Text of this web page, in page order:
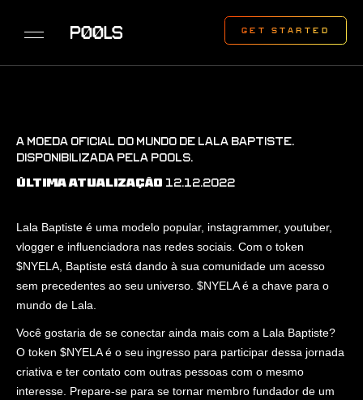
A MOEDA OFICIAL DO MUNDO DE LALA BAPTISTE.
DISPONIBILIZADA PELA P00LS.
ÚLTIMA ATUALIZAÇÃO 12.12.2022
Lala Baptiste é uma modelo popular, instagrammer, youtuber,
vlogger e influenciadora nas redes sociais. Com o token
$NYELA, Baptiste está dando à sua comunidade um acesso
sem precedentes ao seu universo. $NYELA é a chave para o
mundo de Lala.
Você gostaria de se conectar ainda mais com a Lala Baptiste?
O token $NYELA é o seu ingresso para participar dessa jornada
criativa e ter contato com outras pessoas com o mesmo
interesse. Prepare-se para se tornar membro fundador de um